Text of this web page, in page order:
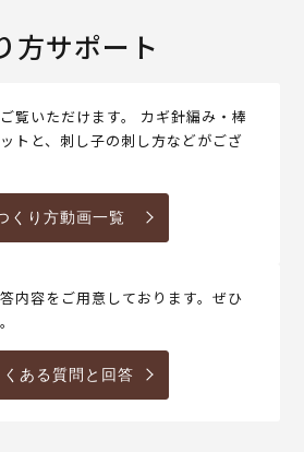
方サポート
覧いただけます。 カギ針編み・棒
トと、刺し子の刺し方などがござ
くり方動画一覧
内容をご用意しております。ぜひ
くある質問と回答